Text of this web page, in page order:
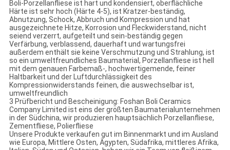
Boli-Porzellanfliese ist hart und kondensiert, oberflächliche
Härte ist sehr hoch (Härte 4-5), ist Kratzer-beständig,
Abnutzung, Schock, Abbruch und Kompression und hat
ausgezeichnete Hitze, Korrosion und Fleckwiderstand, nicht
seiend verzerrt, aufgeteilt und sein-beständig gegen
Verfärbung, verblassend, dauerhaft und wartungsfrei
außerdem enthält sie keine Verschmutzung und Strahlung, ist
so ein umweltfreundliches Baumaterial, Porzellanfliese ist hell
mit dem genauen Farbemaß-, hochwertigemende, feiner
Haltbarkeit und der Luftdurchlässigkeit des
Kompressionwiderstands feinen, die auswechselbar ist,
umweltfreundlich
3 Prüfbericht und Bescheinigung: Foshan Boli Ceramics
Company Limited ist eins der größten Baumaterialunternehmen
in der Südchina, wir produzieren hauptsächlich Porzellanfliese,
Zementfliese, Polierfliese
Unsere Produkte verkaufen gut im Binnenmarkt und im Ausland
wie Europa, Mittlere Osten, Ägypten, Südafrika, mittleres Afrika,